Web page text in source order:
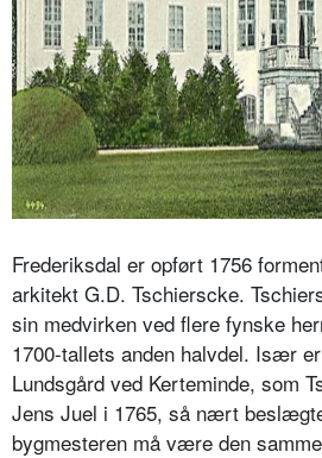
Frederiksdal er opført 1756
arkitekt G.D. Tschierscke.
sin medvirken ved flere fynske
1700-tallets anden halvdel. Især
Lundsgård ved Kerteminde, som
Jens Juel i 1765, så nært
bygmesteren må være den